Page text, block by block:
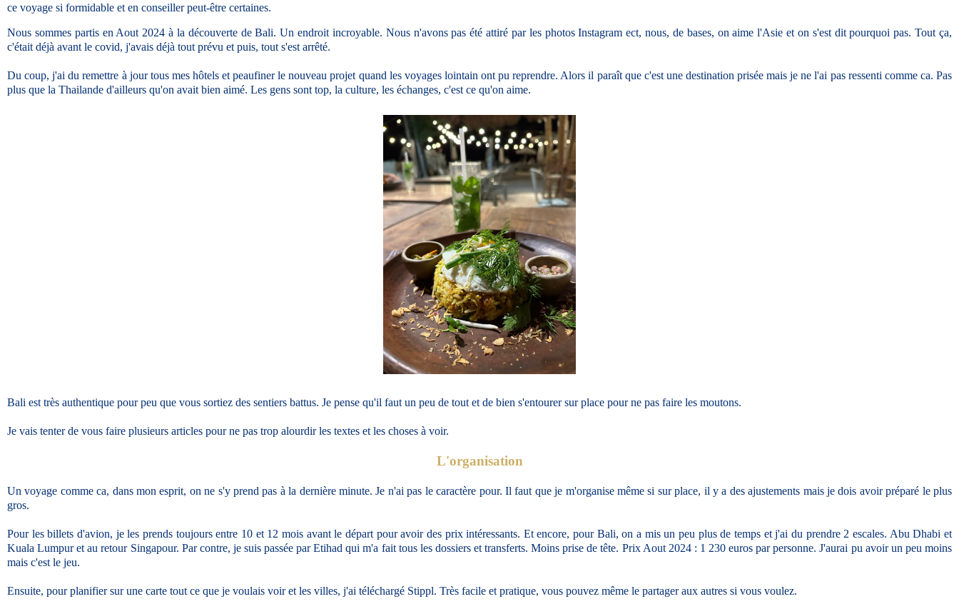
ce voyage si formidable et en conseiller peut-être certaines.
Nous sommes partis en Aout 2024 à la découverte de Bali. Un endroit incroyable. Nous n'avons pas été attiré par les photos Instagram ect, nous, de bases, on aime l'Asie et on s'est dit pourquoi pas. Tout ça,
c'était déjà avant le covid, j'avais déjà tout prévu et puis, tout s'est arrêté.
Du coup, j'ai du remettre à jour tous mes hôtels et peaufiner le nouveau projet quand les voyages lointain ont pu reprendre. Alors il paraît que c'est une destination prisée mais je ne l'ai pas ressenti comme ca. Pas
plus que la Thailande d'ailleurs qu'on avait bien aimé. Les gens sont top, la culture, les échanges, c'est ce qu'on aime.
Bali est très authentique pour peu que vous sortiez des sentiers battus. Je pense qu'il faut un peu de tout et de bien s'entourer sur place pour ne pas faire les moutons.
Je vais tenter de vous faire plusieurs articles pour ne pas trop alourdir les textes et les choses à voir.
L'organisation
Un voyage comme ca, dans mon esprit, on ne s'y prend pas à la dernière minute. Je n'ai pas le caractère pour. Il faut que je m'organise même si sur place, il y a des ajustements mais je dois avoir préparé le plus
gros.
Pour les billets d'avion, je les prends toujours entre 10 et 12 mois avant le départ pour avoir des prix intéressants. Et encore, pour Bali, on a mis un peu plus de temps et j'ai du prendre 2 escales. Abu Dhabi et
Kuala Lumpur et au retour Singapour. Par contre, je suis passée par Etihad qui m'a fait tous les dossiers et transferts. Moins prise de tête. Prix Aout 2024 : 1 230 euros par personne. J'aurai pu avoir un peu moins
mais c'est le jeu.
Ensuite, pour planifier sur une carte tout ce que je voulais voir et les villes, j'ai téléchargé Stippl. Très facile et pratique, vous pouvez même le partager aux autres si vous voulez.